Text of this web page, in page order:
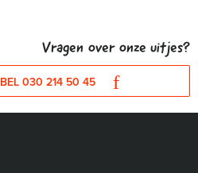
Vragen over onze uitjes?
BEL 030 214 50 45